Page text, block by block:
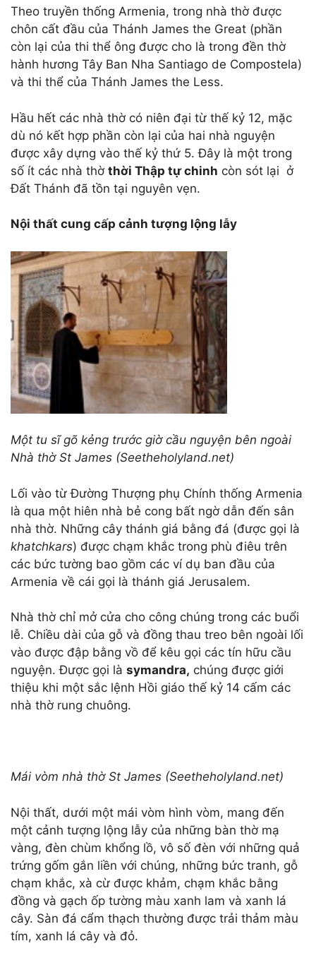
Theo truyền thống Armenia, trong nhà thờ được
chôn cất đầu của Thánh James the Great (phần
còn lại của thi thể ông được cho là trong đền thờ
hành hương Tây Ban Nha Santiago de Compostela)
và thi thể của Thánh James the Less.
Hầu hết các nhà thờ có niên đại từ thế kỷ 12, mặc
dù nó kết hợp phần còn lại của hai nhà nguyện
được xây dựng vào thế kỷ thứ 5. Đây là một trong
số ít các nhà thờ thời Thập tự chinh còn sót lại ở
Đất Thánh đã tồn tại nguyên vẹn.
Nội thất cung cấp cảnh tượng lộng lẫy
Một tu sĩ gõ kẻng trước giờ cầu nguyện bên ngoài
Nhà thờ St James (Seetheholyland.net)
Lối vào từ Đường Thượng phụ Chính thống Armenia
là qua một hiên nhà bẻ cong bất ngờ dẫn đến sân
nhà thờ. Những cây thánh giá bằng đá (được gọi là
khatchkars) được chạm khắc trong phù điêu trên
các bức tường bao gồm các ví dụ ban đầu của
Armenia về cái gọi là thánh giá Jerusalem.
Nhà thờ chỉ mở cửa cho công chúng trong các buổi
lễ. Chiều dài của gỗ và đồng thau treo bên ngoài lối
vào được đập bằng vồ để kêu gọi các tín hữu cầu
nguyện. Được gọi là symandra, chúng được giới
thiệu khi một sắc lệnh Hồi giáo thế kỷ 14 cấm các
nhà thờ rung chuông.
Mái vòm nhà thờ St James (Seetheholyland.net)
Nội thất, dưới một mái vòm hình vòm, mang đến
một cảnh tượng lộng lẫy của những bàn thờ mạ
vàng, đèn chùm khổng lồ, vô số đèn với những quả
trứng gốm gắn liền với chúng, những bức tranh, gỗ
chạm khắc, xà cừ được khảm, chạm khắc bằng
đồng và gạch ốp tường màu xanh lam và xanh lá
cây. Sàn đá cẩm thạch thường được trải thảm màu
tím, xanh lá cây và đỏ.